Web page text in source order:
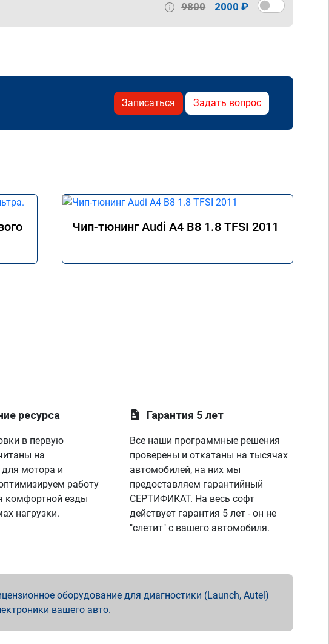
9800 2000 ₽
Записаться Задать вопрос
Чип-тюнинг Audi A4 B8 1.8 TFSI 2011
ресурса
в первую
на
для мотора и
работу
комфортной езды
нагрузки.
Гарантия 5 лет
Все наши программные решения
проверены и откатаны на тысячах
автомобилей, на них мы
предоставляем гарантийный
СЕРТИФИКАТ. На весь софт
действует гарантия 5 лет - он не
"слетит" с вашего автомобиля.
оборудование для диагностики (Launch, Autel)
вашего авто.